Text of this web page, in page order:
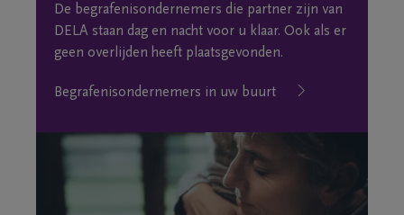
De begrafenisondernemers die partner zijn van
DELA staan dag en nacht voor u klaar. Ook als er
geen overlijden heeft plaatsgevonden.
Begrafenisondernemers in uw buurt